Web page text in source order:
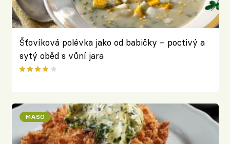
Šťovíková polévka jako od babičky – poctivý a
sytý oběd s vůní jara
MASO